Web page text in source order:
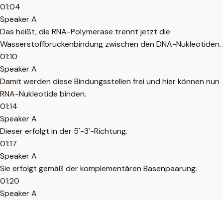
01:04
Speaker A
Das heißt, die RNA-Polymerase trennt jetzt die
Wasserstoffbrückenbindung zwischen den DNA-Nukleotiden.
01:10
Speaker A
Damit werden diese Bindungsstellen frei und hier können nun
RNA-Nukleotide binden.
01:14
Speaker A
Dieser erfolgt in der 5'-3'-Richtung.
01:17
Speaker A
Sie erfolgt gemäß der komplementären Basenpaarung.
01:20
Speaker A